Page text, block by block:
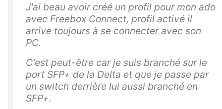
J'ai beau avoir créé un profil pour mon ado
avec Freebox Connect, profil activé il
arrive toujours à se connecter avec son
PC.
C'est peut-être car je suis branché sur le
port SFP+ de la Delta et que je passe par
un switch derrière lui aussi branché en
SFP+.